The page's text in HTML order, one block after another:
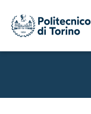
principale